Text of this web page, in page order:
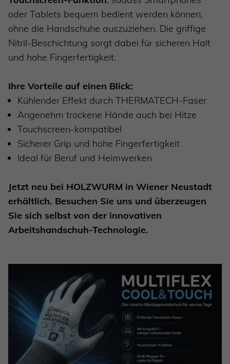
oder Tablets bequem bedient werden können,
ohne die Handschuhe auszuziehen. Die griffige
Nitril-Beschichtung sorgt dabei für sicheren Halt
und hohe Fingerfertigkeit.
Ihre Vorteile auf einen Blick:
Kühlender Effekt durch THERMATECH-Faser
Angenehm trockene Hände auch bei Hitze
Touchscreen-kompatibel
Sicherer Grip und hohe Fingerfertigkeit
Ideal für Beruf und Heimwerken
Jetzt neu bei HOLZWURM in Wiener Neustadt
erhältlich. Besuchen Sie uns und überzeugen
Sie sich selbst von der innovativen
Arbeitshandschuh-Technologie.